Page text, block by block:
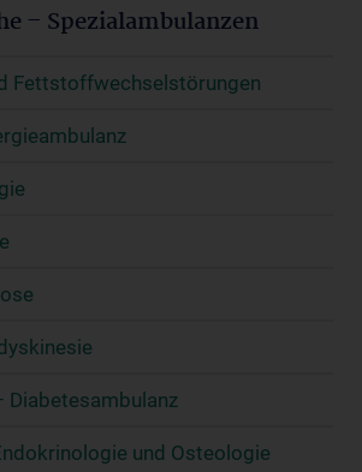
– Spezialambulanzen
Fettstoffwechselstörungen
Diabetesambulanz
und Osteologie